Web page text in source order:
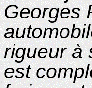
Georges
rigueur à
est